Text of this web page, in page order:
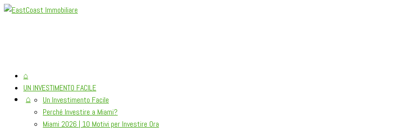
⌂
⌂
UN INVESTIMENTO FACILE
Un Investimento Facile
Perché Investire a Miami?
Miami 2026 | 10 Motivi per Investire Ora